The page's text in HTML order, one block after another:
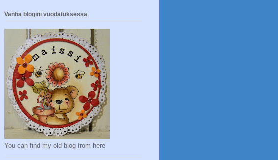
Vanha blogini vuodatuksessa
You can find my old blog from here